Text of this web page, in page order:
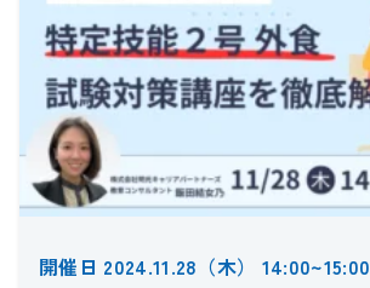
開催日 2024.11.28（木） 14:00~15:00